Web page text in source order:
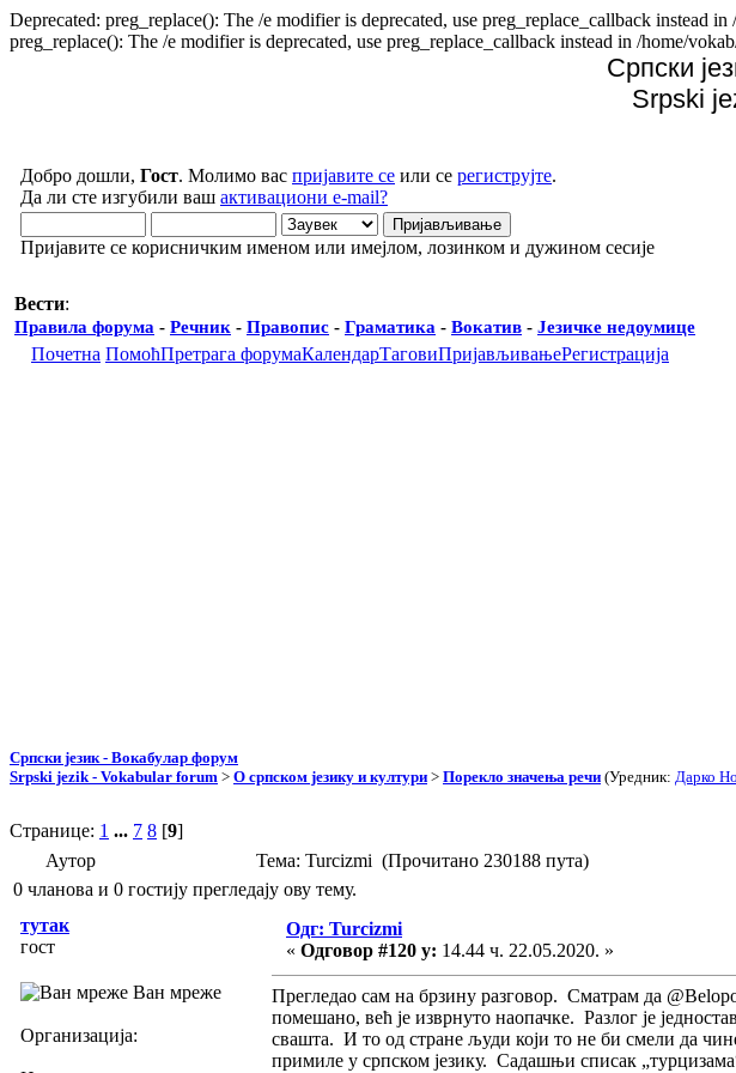
Deprecated: preg_replace(): The /e modifier is deprecated, use preg_replace_callback
preg_replace(): The /e modifier is deprecated, use preg_replace_callback instead in /home/
Српски
Srpski
Добро дошли, Гост. Молимо вас пријавите се или се региструјте.
Да ли сте изгубили ваш активациони e-mail?
Пријавите се корисничким именом или имејлом, лозинком и дужином сесије
Вести:
Правила форума - Речник - Правопис - Граматика - Вокатив - Језичке недоумице
Почетна ПомоћПретрага форумаКалендарТаговиПријављивањеРегистрација
Српски језик - Вокабулар форум
Srpski jezik - Vokabular forum > О српском језику и култури > Порекло значења речи (Уредник: Дарко
Странице: 1 ... 7 8 [9]
Аутор
Тема: Turcizmi (Прочитано 230188 пута)
0 чланова и 0 гостију прегледају ову тему.
тутак
гост
Ван мреже
Организација:
Одг: Turcizmi
« Одговор #120 у: 14.44 ч. 22.05.2020. »
Прегледао сам на брзину разговор. Сматрам да
помешано, већ је изврнуто наопачке. Разлог је
свашта. И то од стране људи који то не би смели да
примиле у српском језику. Садашњи списак